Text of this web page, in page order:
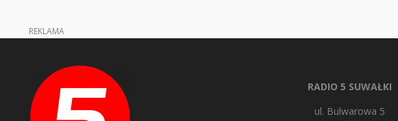
REKLAMA
RADIO 5 SUWAŁKI
ul. Bulwarowa 5